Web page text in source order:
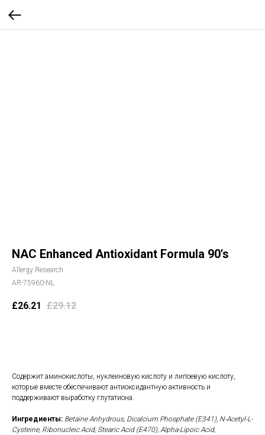
NAC Enhanced Antioxidant Formula 90's
Allergy Research
AR-75960-NL
£26.21 £29.12
Содержит аминокислоты, нуклеиновую кислоту и липоевую кислоту,
которые вместе обеспечивают антиоксидантную активность и
поддерживают выработку глутатиона.
Ингредиенты: Betaine Anhydrous, Dicalcium Phosphate (E341), N-Acetyl-L-
Cysteine, Ribonucleic Acid, Stearic Acid (E470), Alpha-Lipoic Acid,